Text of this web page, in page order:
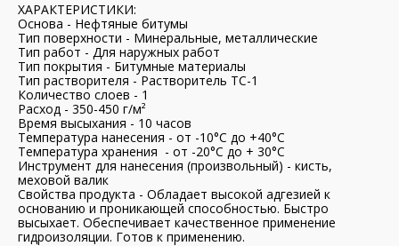
ХАРАКТЕРИСТИКИ:
Основа - Нефтяные битумы
Тип поверхности - Минеральные, металлические
Тип работ - Для наружных работ
Тип покрытия - Битумные материалы
Тип растворителя - Растворитель ТС-1
Количество слоев - 1
Расход - 350-450 г/м²
Время высыхания - 10 часов
Температура нанесения - от -10°С до +40°С
Температура хранения - от -20°С до + 30°С
Инструмент для нанесения (произвольный) - кисть,
меховой валик
Свойства продукта - Обладает высокой адгезией к
основанию и проникающей способностью. Быстро
высыхает. Обеспечивает качественное применение
гидроизоляции. Готов к применению.